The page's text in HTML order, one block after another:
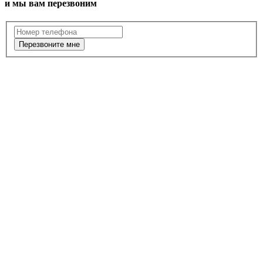
и мы вам перезвоним
Перезвоните мне